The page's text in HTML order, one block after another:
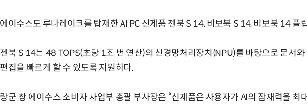
에이수스도 루나레이크를 탑재한 AI PC 신제품 젠북 S 14, 비보북 S 14, 비보북 14 플
젠북 S 14는 48 TOPS(초당 1조 번 연산)의 신경망처리장치(NPU)를 바탕으로 문서와
편집을 빠르게 할 수 있도록 지원하다.
랑군 창 에이수스 소비자 사업부 총괄 부사장은 “신제품은 사용자가 AI의 잠재력을 최